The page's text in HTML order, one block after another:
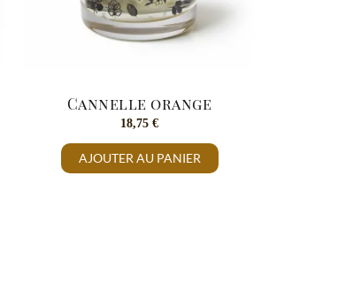
Cannelle orange
18,75 €
AJOUTER AU PANIER